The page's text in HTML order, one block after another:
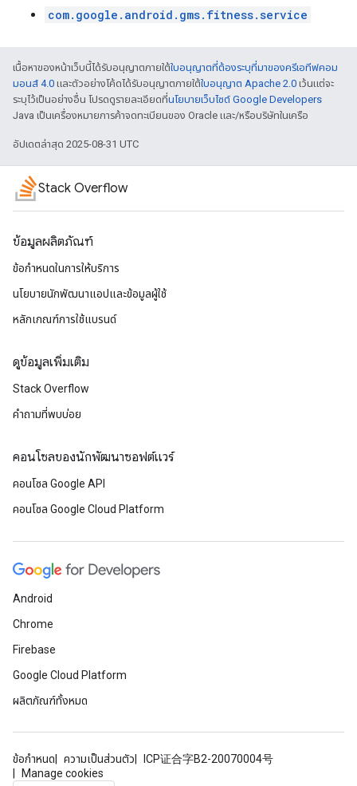
com.google.android.gms.fitness.service
เนื้อหาของหน้าเว็บนี้ได้รับอนุญาตภายใต้ใบอนุญาตที่ต้องระบุที่มาของครีเอทีฟคอม
มอนส์ 4.0 และตัวอย่างโค้ดได้รับอนุญาตภายใต้ใบอนุญาต Apache 2.0 เว้นแต่จะ
ระบุไว้เป็นอย่างอื่น โปรดดูรายละเอียดที่นโยบายเว็บไซต์ Google Developers
Java เป็นเครื่องหมายการค้าจดทะเบียนของ Oracle และ/หรือบริษัทในเครือ
อัปเดตล่าสุด 2025-08-31 UTC
Stack Overflow
ข้อมูลผลิตภัณฑ์
ข้อกำหนดในการให้บริการ
นโยบายนักพัฒนาแอปและข้อมูลผู้ใช้
หลักเกณฑ์การใช้แบรนด์
ดูข้อมูลเพิ่มเติม
Stack Overflow
คำถามที่พบบ่อย
คอนโซลของนักพัฒนาซอฟต์แวร์
คอนโซล Google API
คอนโซล Google Cloud Platform
Android
Chrome
Firebase
Google Cloud Platform
ผลิตภัณฑ์ทั้งหมด
ข้อกำหนด ความเป็นส่วนตัว
ICP证合字B2-20070004号
Manage cookies